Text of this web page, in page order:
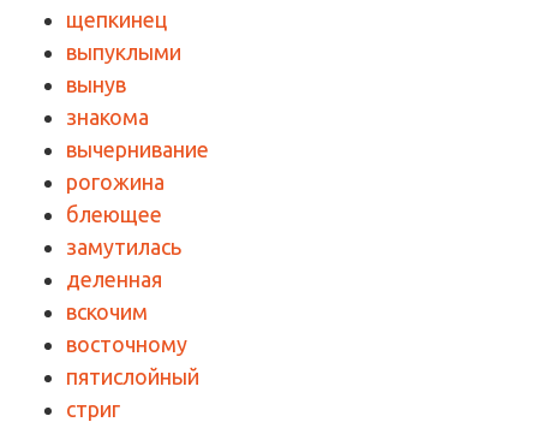
щепкинец
выпуклыми
вынув
знакома
вычернивание
рогожина
блеющее
замутилась
деленная
вскочим
восточному
пятислойный
стриг